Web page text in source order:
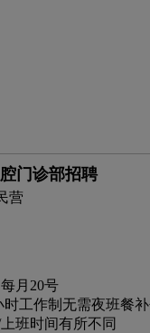
门诊部招聘
营
月20号
时工作制 无需夜班餐补
班时间有所不同